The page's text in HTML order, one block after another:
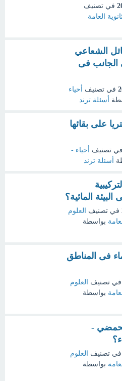
في تصنيف
العامة
الشعاعي
الجانب فى
في تصنيف أحياء
أسئلة ترند
على بقائها
في تصنيف أحياء -
أسئلة ترند
المائية؟
في تصنيف العلوم
بواسطة
فى المناطق
في تصنيف العلوم
بواسطة
-
في تصنيف العلوم
بواسطة